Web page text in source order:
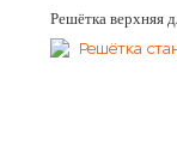
Решётка верхняя